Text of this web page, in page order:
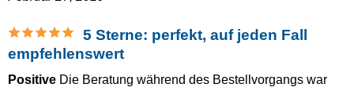
5 Sterne: perfekt, auf jeden Fall
empfehlenswert
Positive Die Beratung während des Bestellvorgangs war